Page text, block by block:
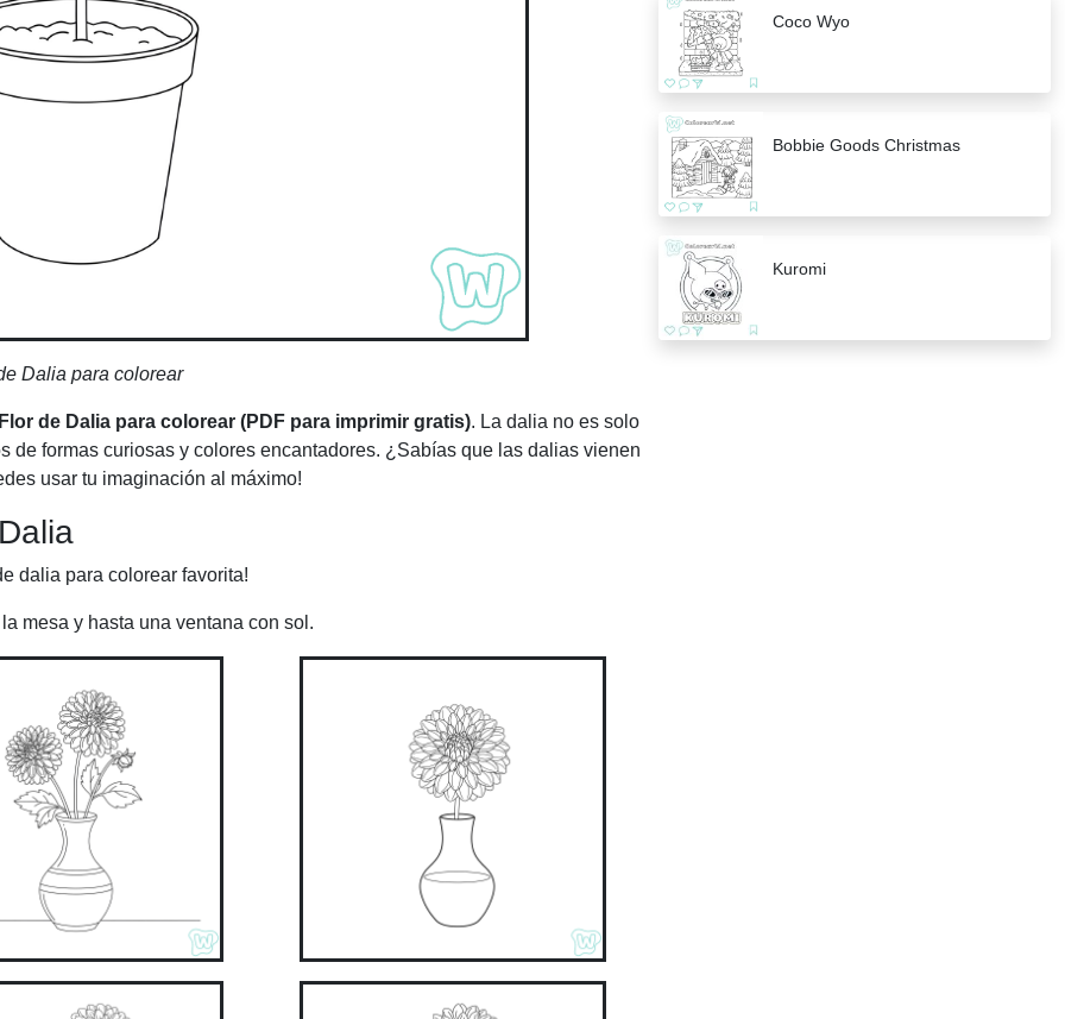
Dalia para colorear
de Dalia para colorear (PDF para imprimir gratis). La dalia no es solo
de formas curiosas y colores encantadores. ¿Sabías que las dalias vienen
usar tu imaginación al máximo!
dalia para colorear favorita!
mesa y hasta una ventana con sol.
Coco Wyo
Bobbie Goods Christmas
Kuromi